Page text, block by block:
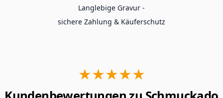
Langlebige Gravur -
sichere Zahlung & Käuferschutz
★★★★★